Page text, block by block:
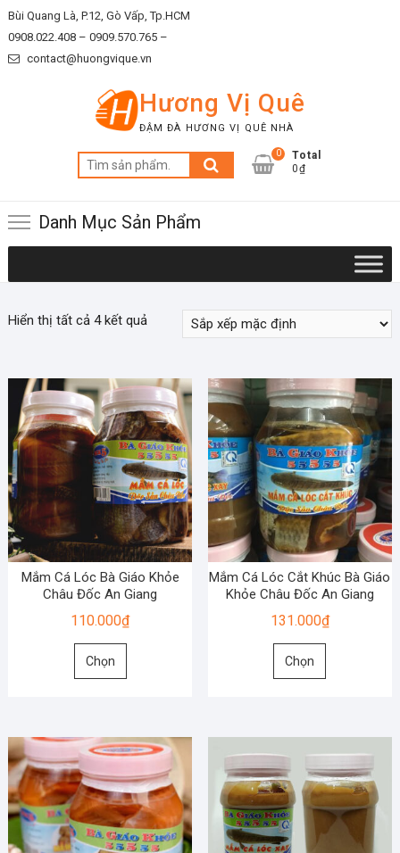
Skip
to
content
Bùi Quang Là, P.12, Gò Vấp, Tp.HCM
0908.022.408 – 0909.570.765 –
contact@huongvique.vn
Hương Vị Quê
ĐẬM ĐÀ HƯƠNG VỊ QUÊ NHÀ
Tìm
kiếm:
0
Total
0₫
Danh Mục Sản Phẩm
Hiển thị tất cả 4 kết quả
Mắm Cá Lóc Bà Giáo Khỏe
Châu Đốc An Giang
110.000₫
Chọn
Sản
nhiều
biến
thể.
Các
tùy
chọn
Mắm Cá Lóc Cắt Khúc Bà Giáo
Khỏe Châu Đốc An Giang
131.000₫
Chọn
Sản
nhiều
biến
thể.
Các
tùy
chọn